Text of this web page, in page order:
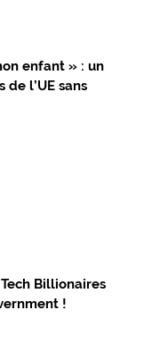
enfant » : un
l’UE sans
Billionaires
!